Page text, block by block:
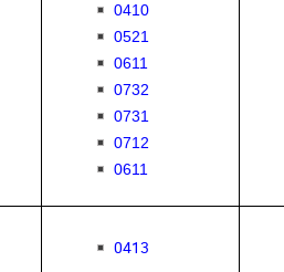
0410
0521
0611
0732
0731
0712
0611
0413